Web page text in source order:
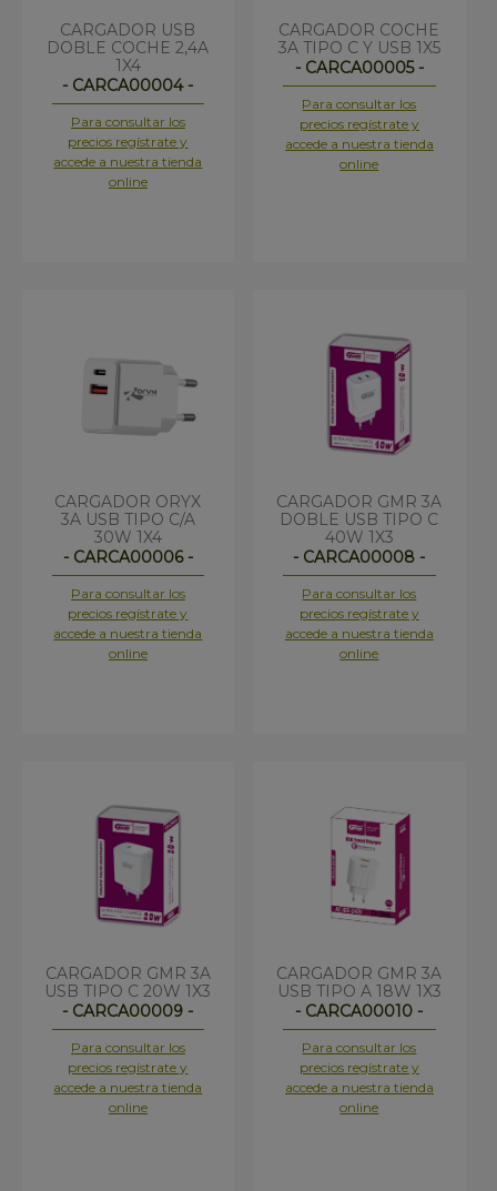
CARGADOR USB
DOBLE COCHE 2,4A
1X4
- CARCA00004 -
Para consultar los
precios regístrate y
accede a nuestra tienda
online
CARGADOR COCHE
3A TIPO C Y USB 1X5
- CARCA00005 -
Para consultar los
precios regístrate y
accede a nuestra tienda
online
CARGADOR ORYX
3A USB TIPO C/A
30W 1X4
- CARCA00006 -
Para consultar los
precios regístrate y
accede a nuestra tienda
online
CARGADOR GMR 3A
DOBLE USB TIPO C
40W 1X3
- CARCA00008 -
Para consultar los
precios regístrate y
accede a nuestra tienda
online
CARGADOR GMR 3A
USB TIPO C 20W 1X3
- CARCA00009 -
Para consultar los
precios regístrate y
accede a nuestra tienda
online
CARGADOR GMR 3A
USB TIPO A 18W 1X3
- CARCA00010 -
Para consultar los
precios regístrate y
accede a nuestra tienda
online